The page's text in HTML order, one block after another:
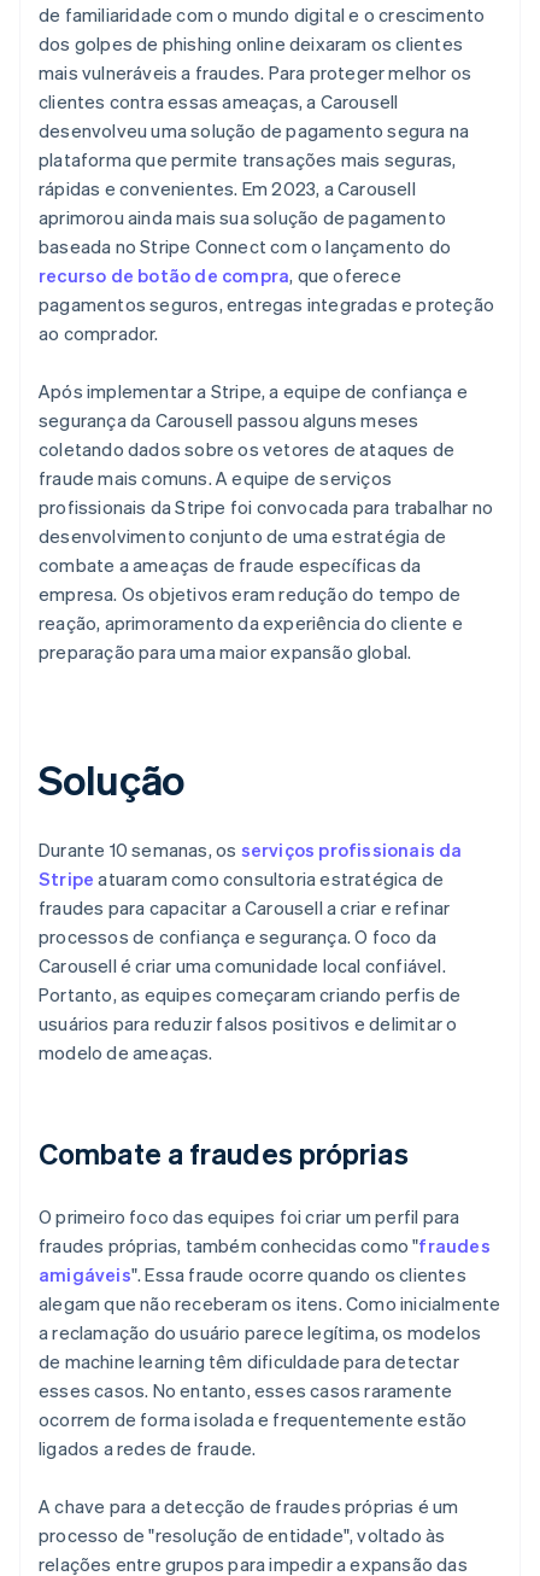
de familiaridade com o mundo digital e o crescimento
dos golpes de phishing online deixaram os clientes
mais vulneráveis a fraudes. Para proteger melhor os
clientes contra essas ameaças, a Carousell
desenvolveu uma solução de pagamento segura na
plataforma que permite transações mais seguras,
rápidas e convenientes. Em 2023, a Carousell
aprimorou ainda mais sua solução de pagamento
baseada no Stripe Connect com o lançamento do
recurso de botão de compra, que oferece
pagamentos seguros, entregas integradas e proteção
ao comprador.
Após implementar a Stripe, a equipe de confiança e
segurança da Carousell passou alguns meses
coletando dados sobre os vetores de ataques de
fraude mais comuns. A equipe de serviços
profissionais da Stripe foi convocada para trabalhar no
desenvolvimento conjunto de uma estratégia de
combate a ameaças de fraude específicas da
empresa. Os objetivos eram redução do tempo de
reação, aprimoramento da experiência do cliente e
preparação para uma maior expansão global.
Solução
Durante 10 semanas, os serviços profissionais da
Stripe atuaram como consultoria estratégica de
fraudes para capacitar a Carousell a criar e refinar
processos de confiança e segurança. O foco da
Carousell é criar uma comunidade local confiável.
Portanto, as equipes começaram criando perfis de
usuários para reduzir falsos positivos e delimitar o
modelo de ameaças.
Combate a fraudes próprias
O primeiro foco das equipes foi criar um perfil para
fraudes próprias, também conhecidas como "fraudes
amigáveis". Essa fraude ocorre quando os clientes
alegam que não receberam os itens. Como inicialmente
a reclamação do usuário parece legítima, os modelos
de machine learning têm dificuldade para detectar
esses casos. No entanto, esses casos raramente
ocorrem de forma isolada e frequentemente estão
ligados a redes de fraude.
A chave para a detecção de fraudes próprias é um
processo de "resolução de entidade", voltado às
relações entre grupos para impedir a expansão das